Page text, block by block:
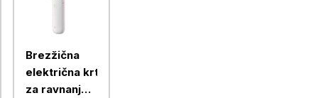
Brezžična
električna krtača
za ravnanje